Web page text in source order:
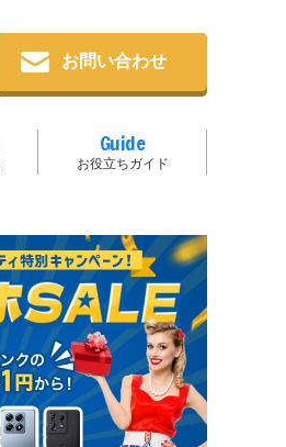
お問い合わせ
Guide
お役立ちガイド